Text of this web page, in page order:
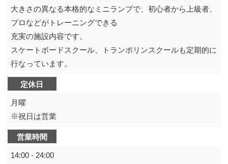
大きさの異なる本格的なミニランプで、初心者から上級者、
プロなどがトレーニングできる
充実の施設内容です。
スケートボードスクール、トランポリンスクールも定期的に
行なっています。
定休日
月曜
※祝日は営業
営業時間
14:00 - 24:00